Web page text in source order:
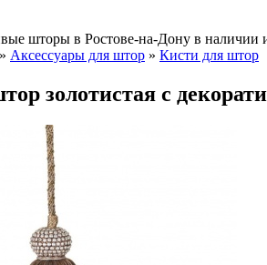
шторы в Ростове-на-Дону в наличии
» Аксессуары для штор » Кисти для штор
золотистая с